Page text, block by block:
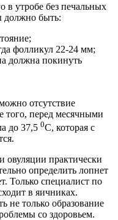
в утробе без печальных
должно быть:
фолликул 22-24 мм;
должна покинуть
отсутствие
того, перед месячными
до 37,5 0С, которая с
овуляции практически
определить лопнет
Только специалист по
в яичниках.
не только образование
со здоровьем.